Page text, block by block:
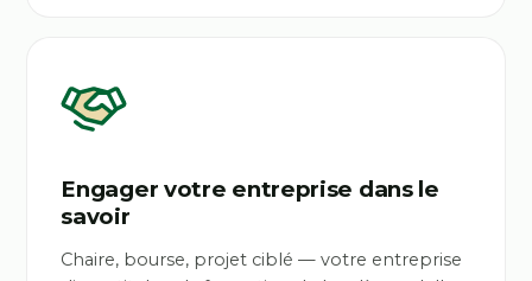
Engager votre entreprise dans le
savoir
Chaire, bourse, projet ciblé — votre entreprise